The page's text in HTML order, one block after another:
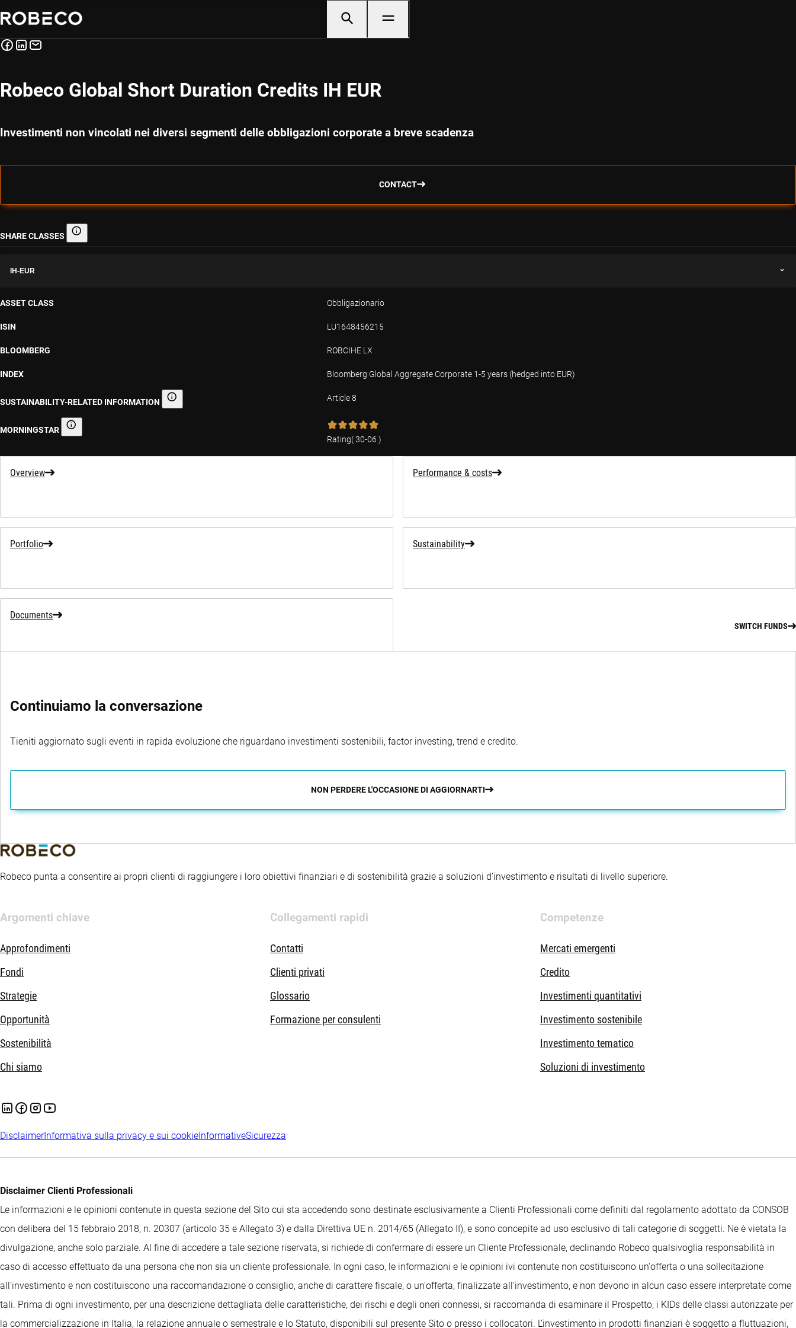
Robeco Global Short Duration Credits IH EUR
Investimenti non vincolati nei diversi segmenti delle obbligazioni corporate a breve scadenza
CONTACT
SHARE CLASSES Share classes
IH-EUR
ASSET CLASS Obbligazionario
ISIN LU1648456215
BLOOMBERG ROBCIHE LX
INDEX Bloomberg Global Aggregate Corporate 1-5 years (hedged into EUR)
SUSTAINABILITY-RELATED INFORMATION Sustainability-related information Article 8
MORNINGSTAR Morningstar
Rating(30-06 )
Overview Performance & costs
Portfolio Sustainability
Documents
SWITCH FUNDS
Continuiamo la conversazione
Tieniti aggiornato sugli eventi in rapida evoluzione che riguardano investimenti sostenibili, factor investing, trend e credito.
NON PERDERE L'OCCASIONE DI AGGIORNARTI
Robeco punta a consentire ai propri clienti di raggiungere i loro obiettivi finanziari e di sostenibilità grazie a soluzioni d’investimento e risultati di livello superiore.
Argomenti chiave
Approfondimenti
Fondi
Strategie
Opportunità
Sostenibilità
Chi siamo
Collegamenti rapidi
Contatti
Clienti privati
Glossario
Formazione per consulenti
Competenze
Mercati emergenti
Credito
Investimenti quantitativi
Investimento sostenibile
Investimento tematico
Soluzioni di investimento
DisclaimerInformativa sulla privacy e sui cookie InformativeSicurezza
Disclaimer Clienti Professionali
Le informazioni e le opinioni contenute in questa sezione del Sito cui sta accedendo sono destinate esclusivamente a Clienti Professionali come definiti dal regolamento adottato da CONSOB
con delibera del 15 febbraio 2018, n. 20307 (articolo 35 e Allegato 3) e dalla Direttiva UE n. 2014/65 (Allegato II), e sono concepite ad uso esclusivo di tali categorie di soggetti. Ne è vietata la
divulgazione, anche solo parziale. Al fine di accedere a tale sezione riservata, si richiede di confermare di essere un Cliente Professionale, declinando Robeco qualsivoglia responsabilità in
caso di accesso effettuato da una persona che non sia un cliente professionale. In ogni caso, le informazioni e le opinioni ivi contenute non costituiscono un'offerta o una sollecitazione
all'investimento e non costituiscono una raccomandazione o consiglio, anche di carattere fiscale, o un'offerta, finalizzate all'investimento, e non devono in alcun caso essere interpretate come
tali. Prima di ogni investimento, per una descrizione dettagliata delle caratteristiche, dei rischi e degli oneri connessi, si raccomanda di esaminare il Prospetto, i KIDs delle classi autorizzate per
la commercializzazione in Italia, la relazione annuale o semestrale e lo Statuto, disponibili sul presente Sito o presso i collocatori. L’investimento in prodotti finanziari è soggetto a fluttuazioni,